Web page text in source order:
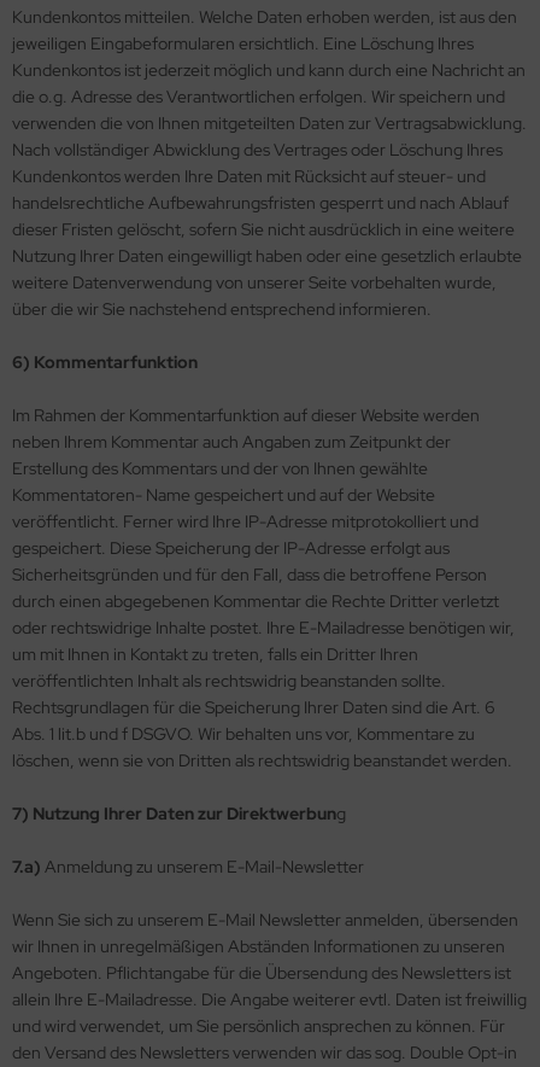
Kundenkontos mitteilen. Welche Daten erhoben werden, ist aus den
jeweiligen Eingabeformularen ersichtlich. Eine Löschung Ihres
Kundenkontos ist jederzeit möglich und kann durch eine Nachricht an
die o.g. Adresse des Verantwortlichen erfolgen. Wir speichern und
verwenden die von Ihnen mitgeteilten Daten zur Vertragsabwicklung.
Nach vollständiger Abwicklung des Vertrages oder Löschung Ihres
Kundenkontos werden Ihre Daten mit Rücksicht auf steuer- und
handelsrechtliche Aufbewahrungsfristen gesperrt und nach Ablauf
dieser Fristen gelöscht, sofern Sie nicht ausdrücklich in eine weitere
Nutzung Ihrer Daten eingewilligt haben oder eine gesetzlich erlaubte
weitere Datenverwendung von unserer Seite vorbehalten wurde,
über die wir Sie nachstehend entsprechend informieren.
6) Kommentarfunktion
Im Rahmen der Kommentarfunktion auf dieser Website werden
neben Ihrem Kommentar auch Angaben zum Zeitpunkt der
Erstellung des Kommentars und der von Ihnen gewählte
Kommentatoren- Name gespeichert und auf der Website
veröffentlicht. Ferner wird Ihre IP-Adresse mitprotokolliert und
gespeichert. Diese Speicherung der IP-Adresse erfolgt aus
Sicherheitsgründen und für den Fall, dass die betroffene Person
durch einen abgegebenen Kommentar die Rechte Dritter verletzt
oder rechtswidrige Inhalte postet. Ihre E-Mailadresse benötigen wir,
um mit Ihnen in Kontakt zu treten, falls ein Dritter Ihren
veröffentlichten Inhalt als rechtswidrig beanstanden sollte.
Rechtsgrundlagen für die Speicherung Ihrer Daten sind die Art. 6
Abs. 1 lit.b und f DSGVO. Wir behalten uns vor, Kommentare zu
löschen, wenn sie von Dritten als rechtswidrig beanstandet werden.
7) Nutzung Ihrer Daten zur Direktwerbung
7.a) Anmeldung zu unserem E-Mail-Newsletter
Wenn Sie sich zu unserem E-Mail Newsletter anmelden, übersenden
wir Ihnen in unregelmäßigen Abständen Informationen zu unseren
Angeboten. Pflichtangabe für die Übersendung des Newsletters ist
allein Ihre E-Mailadresse. Die Angabe weiterer evtl. Daten ist freiwillig
und wird verwendet, um Sie persönlich ansprechen zu können. Für
den Versand des Newsletters verwenden wir das sog. Double Opt-in